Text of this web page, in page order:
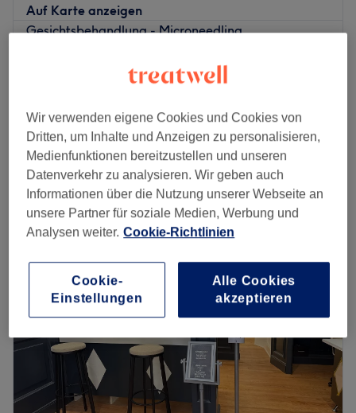
Auf Karte anzeigen
Gesichtsbehandlung - Microneedling
70 €
Gesichtsbehandlung - BB Glow
Gesichtsbehandlung - Meso white
1 Std.
70 €
Schnellansicht Saloninfos
Montag
Geschlossen
Dienstag
Donnerstag
10:00–19:00
Freitag
10:00–19:00
Samstag
10:00–17:00
Sonntag
Geschlossen
Vergiss das Hin- und Herfahren zwischen verschiedenen
Terminen – im Studio Sani Signature in Hamburg-
Eppendorf erwartet dich ein ganzheitliches Beauty-
Wir verwenden eigene Cookies und Cookies von
Dritten, um Inhalte und Anzeigen zu personalisieren,
Medienfunktionen bereitzustellen und unseren
Datenverkehr zu analysieren. Wir geben auch
Informationen über die Nutzung unserer Webseite an
unsere Partner für soziale Medien, Werbung und
Analysen weiter. Cookie-Richtlinien
Cookie-
Einstellungen
Alle Cookies
akzeptieren